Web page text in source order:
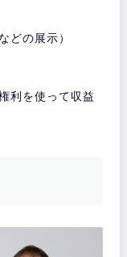
どの展示）
利を使って収益